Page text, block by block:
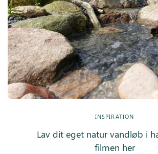
INSPIRATION
Lav dit eget natur vandløb i
filmen her